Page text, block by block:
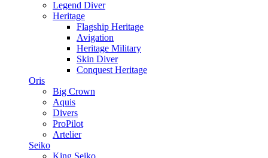
Legend Diver
Heritage
Flagship Heritage
Avigation
Heritage Military
Skin Diver
Conquest Heritage
Oris
Big Crown
Aquis
Divers
ProPilot
Artelier
Seiko
King Seiko